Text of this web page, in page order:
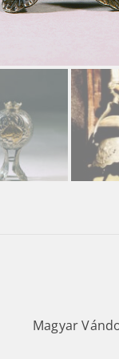
Magyar